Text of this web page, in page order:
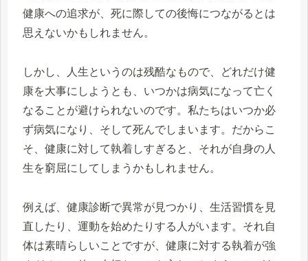
健康への追求が、死に際しての後悔につながるとは
思えないかもしれません。
しかし、人生というのは残酷なもので、どれだけ健
康を大事にしようとも、いつかは病気になって亡く
なることが避けられないのです。私たちはいつか必
ず病気になり、そして死んでしまいます。だからこ
そ、健康に対して執着しすぎると、それが自身の人
生を窮屈にしてしまうかもしれません。
例えば、健康診断で異常が見つかり、生活習慣を見
直したり、運動を始めたりする人がいます。それ自
体は素晴らしいことですが、健康に対する執着が強